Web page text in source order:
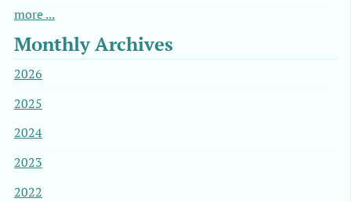
more ...
Monthly Archives
2026
2025
2024
2023
2022